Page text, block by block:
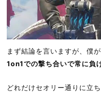
まず結論を言いますが、僕
1on1での撃ち合いで常に負
どれだけセオリー通りに立